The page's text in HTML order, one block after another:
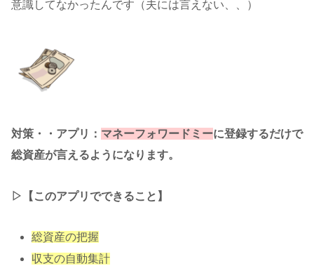
意識してなかったんです（夫には言えない、、）
対策・・アプリ： マネーフォワードミーに登録するだけで
総資産が言えるようになります。
▷【このアプリでできること】
総資産の把握
収支の自動集計